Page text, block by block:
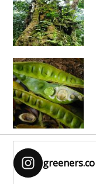
greeners.co